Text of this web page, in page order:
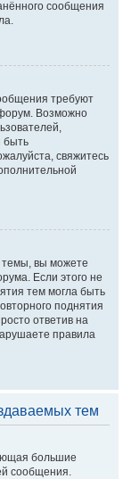
сообщения
требуют
Возможно
быть
свяжитесь
темы, вы можете
Если этого не
тем могла быть
поднятия
ответив на
правила
тем
большие
сообщения.